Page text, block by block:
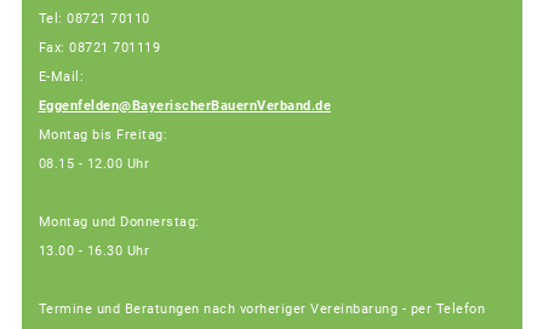
Tel: 08721 70110
Fax: 08721 701119
E-Mail:
Eggenfelden@BayerischerBauernVerband.de
Montag bis Freitag:
08.15 - 12.00 Uhr
Montag und Donnerstag:
13.00 - 16.30 Uhr
Termine und Beratungen nach vorheriger Vereinbarung - per Telefon